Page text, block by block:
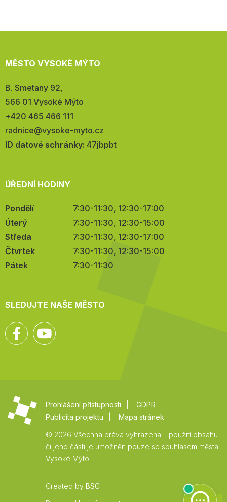
MĚSTO VYSOKÉ MÝTO
Adresa:
B. Smetany 92,
566 01 Vysoké Mýto
Telefon:
+420 465 466 111
E-
mail:
radnice@vysoke-myto.cz
ID datové schránky: 47jbpbt
ÚŘEDNÍ HODINY
Pondělí
7:30-11:30, 12:30-17:00
Úterý
7:30-11:30, 12:30-15:00
Středa
7:30-11:30, 12:30-17:00
Čtvrtek
7:30-11:30, 12:30-15:00
Pátek
7:30-11:30
SLEDUJTE NAŠE MĚSTO
Facebook
Prohlášení přístupnosti
GDPR
Publicita projektu
Mapa stránek
© 2026 Všechna práva vyhrazena – použití obsahu
či jeho části je umožněn pouze se souhlasem města
Vysoké Mýto.
Created by BSC